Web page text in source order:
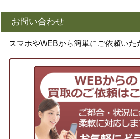
お問い合わせ
スマホやWEBから簡単にご依頼いた